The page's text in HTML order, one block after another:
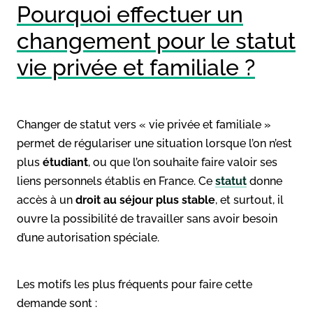
Pourquoi effectuer un
changement pour le statut
vie privée et familiale ?
Changer de statut vers « vie privée et familiale »
permet de régulariser une situation lorsque l’on n’est
plus étudiant, ou que l’on souhaite faire valoir ses
liens personnels établis en France. Ce statut donne
accès à un droit au séjour plus stable, et surtout, il
ouvre la possibilité de travailler sans avoir besoin
d’une autorisation spéciale.
Les motifs les plus fréquents pour faire cette
demande sont :